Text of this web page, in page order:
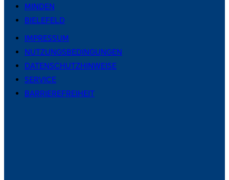
MINDEN
BIELEFELD
IMPRESSUM
NUTZUNGSBEDINGUNGEN
DATENSCHUTZHINWEISE
SERVICE
BARRIEREFREIHEIT